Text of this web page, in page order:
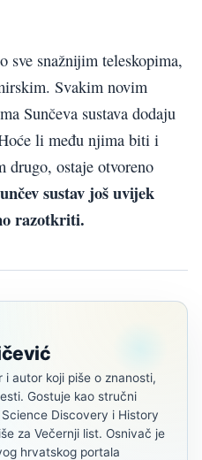
sve snažnijim teleskopima,
Svakim novim
Sunčeva sustava dodaju
li među njima biti i
drugo, ostaje otvoreno
sustav još uvijek
razotkriti.
i autor koji piše o znanosti,
Gostuje kao stručni
Discovery i History
za Večernji list. Osnivač je
hrvatskog portala